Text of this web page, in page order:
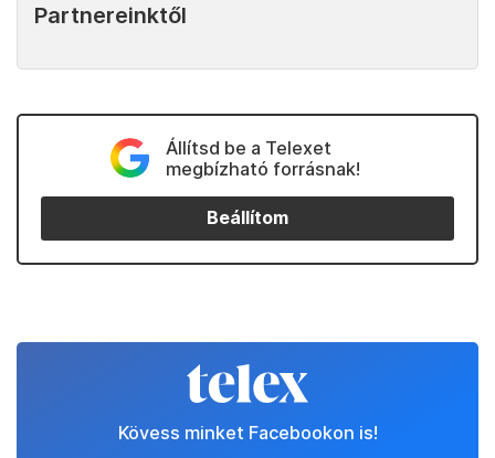
Partnereinktől
Állítsd be a Telexet
megbízható forrásnak!
Beállítom
Kövess minket Facebookon is!